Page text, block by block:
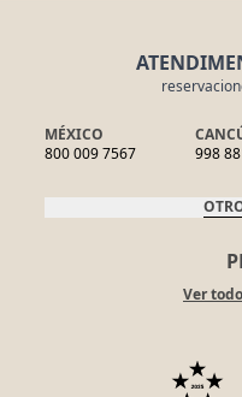
MÉXICO
800 009 7567
998
Ver